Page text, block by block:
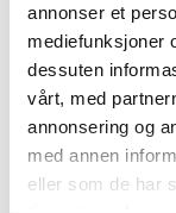
annonser et
mediefunksjoner
dessuten
vårt, med
annonsering og
med annen
eller som de har
5.
Effekt